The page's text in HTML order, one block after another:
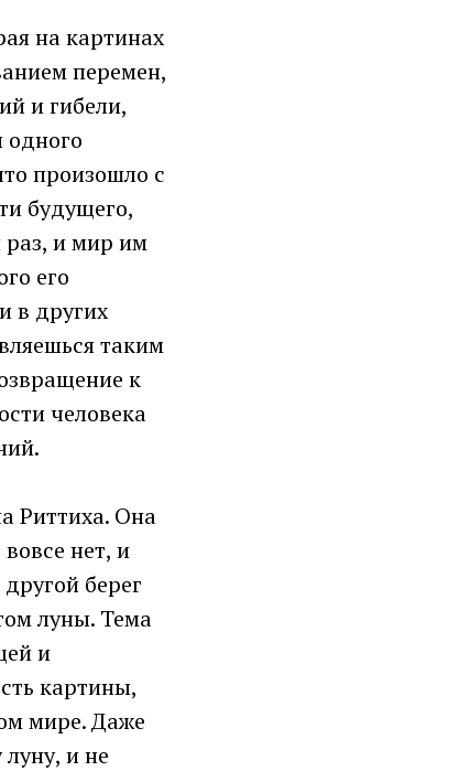
на картинах
перемен,
и гибели,
произошло с
будущего,
раз, и мир им
его
в других
таким
к
человека
Риттиха. Она
нет, и
берег
луны. Тема
и
картины,
мире. Даже
и не